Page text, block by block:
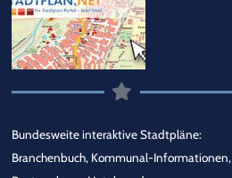
Bundesweite interaktive Stadtpläne:
Branchenbuch, Kommunal-Informationen,